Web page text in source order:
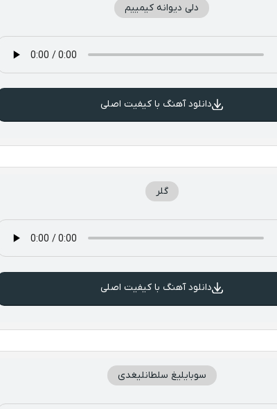
دلی دیوانه کیمییم
دانلود آهنگ با کیفیت اصلی
گلر
دانلود آهنگ با کیفیت اصلی
سوبایلیغ سلطانلیغدی